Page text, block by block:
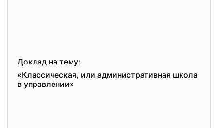
Доклад на тему:
«Классическая, или административная школа
в управлении»